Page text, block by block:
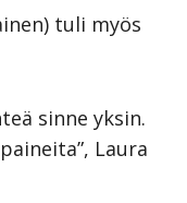
tuli myös
sinne yksin.
Laura